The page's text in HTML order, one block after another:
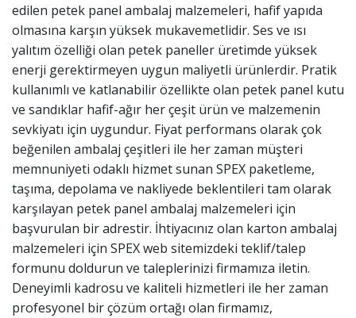
edilen petek panel ambalaj malzemeleri, hafif yapıda
olmasına karşın yüksek mukavemetlidir. Ses ve ısı
yalıtım özelliği olan petek paneller üretimde yüksek
enerji gerektirmeyen uygun maliyetli ürünlerdir. Pratik
kullanımlı ve katlanabilir özellikte olan petek panel kutu
ve sandıklar hafif-ağır her çeşit ürün ve malzemenin
sevkiyatı için uygundur. Fiyat performans olarak çok
beğenilen ambalaj çeşitleri ile her zaman müşteri
memnuniyeti odaklı hizmet sunan SPEX paketleme,
taşıma, depolama ve nakliyede beklentileri tam olarak
karşılayan petek panel ambalaj malzemeleri için
başvurulan bir adrestir. İhtiyacınız olan karton ambalaj
malzemeleri için SPEX web sitemizdeki teklif/talep
formunu doldurun ve taleplerinizi firmamıza iletin.
Deneyimli kadrosu ve kaliteli hizmetleri ile her zaman
profesyonel bir çözüm ortağı olan firmamız,